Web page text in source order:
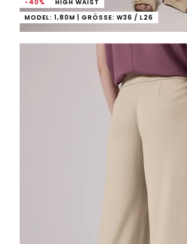
-40%
HIGH WAIST
MODEL: 1,80M | GRÖSSE: W36 / L26